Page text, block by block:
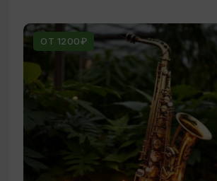
ОТ 1200₽